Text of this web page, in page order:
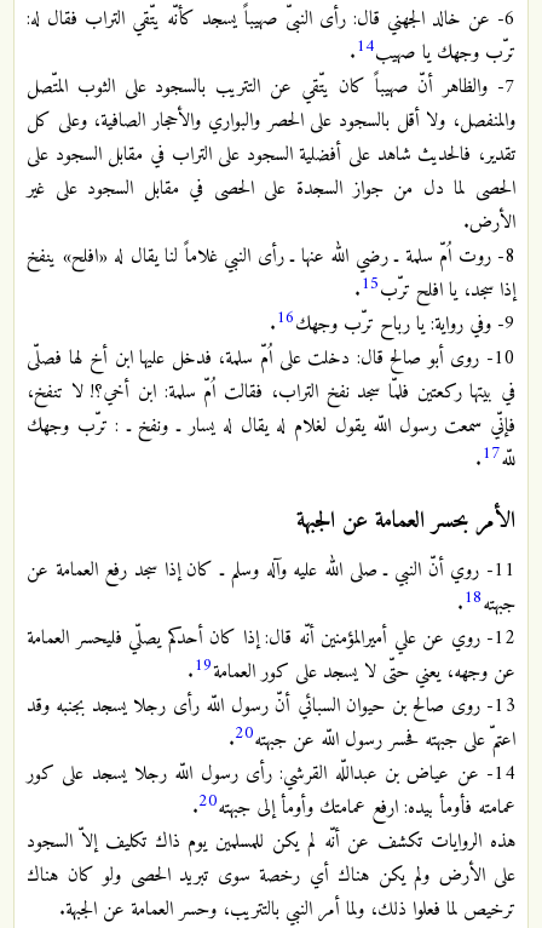
6- عن خالد الجهني قال: رأى النبىّ صهيباً يسجد كأنّه يتّقي التراب فقال له:
ترّب وجهك يا صهيب14
.
7- والظاهر أنّ صهيباً كان يتّقي عن التتريب بالسجود على الثوب المتّصل
والمنفصل، ولا أقل بالسجود على الحصر والبواري والأحجار الصافية، وعلى كل
تقدير، فالحديث شاهد على أفضلية السجود على التراب في مقابل السجود على
الحصى لما دل من جواز السجدة على الحصى في مقابل السجود على غير
الأرض.
8- روت اُمّ سلمة ـ رضي الله عنها ـ رأى النبي غلاماً لنا يقال له «افلح» ينفخ
إذا سجد، يا افلح ترّب15
.
9- وفي رواية: يا رباح ترّب وجهك
16
.
10- روى أبو صالح قال: دخلت على اُمّ سلمة، فدخل عليها ابن أخ لها فصلّى
في بيتها ركعتين فلمّا سجد نفخ التراب، فقالت اُمّ سلمة: ابن أخي؟! لا تنفخ،
فإنّي سمعت رسول اللّه يقول لغلام له يقال له يسار ـ ونفخ ـ : ترّب وجهك
للّه17
.
الأمر بحسر العمامة عن الجبهة
11- روي أنّ النبي ـ صلى الله عليه وآله وسلم ـ كان إذا سجد رفع العمامة عن
جبهته18
.
12- روي عن علي أميرالمؤمنين أنّه قال: إذا كان أحدكم يصلّي فليحسر العمامة
عن وجهه، يعني حتّى لا يسجد على كور العمامة19
.
13- روى صالح بن حيوان السبائي أنّ رسول اللّه رأى رجلا يسجد بجنبه وقد
اعتمّ على جبهته فحسر رسول اللّه عن جبهته20
.
14- عن عياض بن عبداللّه القرشي: رأى رسول اللّه رجلا يسجد على كور
عمامته فأومأ بيده: ارفع عمامتك وأومأ إلى جبهته20
.
هذه الروايات تكشف عن أنّه لم يكن للمسلمين يوم ذاك تكليف إلاّ السجود
على الأرض ولم يكن هناك أي رخصة سوى تبريد الحصى ولو كان هناك
ترخيص لما فعلوا ذلك، ولما أمر النبي بالتتريب، وحسر العمامة عن الجبهة.